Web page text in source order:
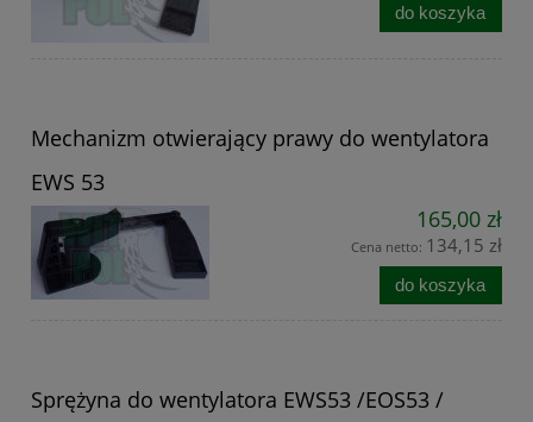
do koszyka
Mechanizm otwierający prawy do wentylatora
EWS 53
165,00 zł
Cena netto: 134,15 zł
do koszyka
Sprężyna do wentylatora EWS53 /EOS53 /